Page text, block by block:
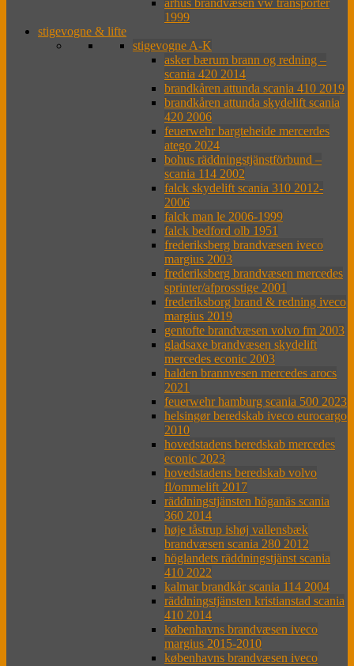
århus brandvæsen vw transporter
1999
stigevogne & lifte
stigevogne A-K
asker bærum brann og redning –
scania 420 2014
brandkåren attunda scania 410 2019
brandkåren attunda skydelift scania
420 2006
feuerwehr bargteheide mercerdes
atego 2024
bohus räddningstjänstförbund –
scania 114 2002
falck skydelift scania 310 2012-
2006
falck man le 2006-1999
falck bedford olb 1951
frederiksberg brandvæsen iveco
margius 2003
frederiksberg brandvæsen mercedes
sprinter/afprosstige 2001
frederiksborg brand & redning iveco
margius 2019
gentofte brandvæsen volvo fm 2003
gladsaxe brandvæsen skydelift
mercedes econic 2003
halden brannvesen mercedes arocs
2021
feuerwehr hamburg scania 500 2023
helsingør beredskab iveco eurocargo
2010
hovedstadens beredskab mercedes
econic 2023
hovedstadens beredskab volvo
fl/ommelift 2017
räddningstjänsten höganäs scania
360 2014
høje tåstrup ishøj vallensbæk
brandvæsen scania 280 2012
höglandets räddningstjänst scania
410 2022
kalmar brandkår scania 114 2004
räddningstjänsten kristianstad scania
410 2014
københavns brandvæsen iveco
margius 2015-2010
københavns brandvæsen iveco